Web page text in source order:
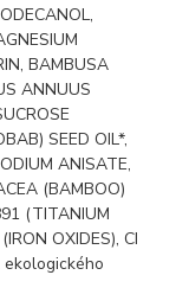
BAMBUSA
ANNUUS
SEED OIL*,
ANISATE,
(BAMBOO)
(TITANIUM
OXIDES), CI